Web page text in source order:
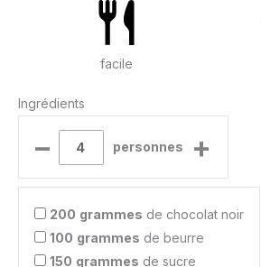
facile
Ingrédients
– personnes +
200 grammes de chocolat noir
100 grammes de beurre
150 grammes de sucre